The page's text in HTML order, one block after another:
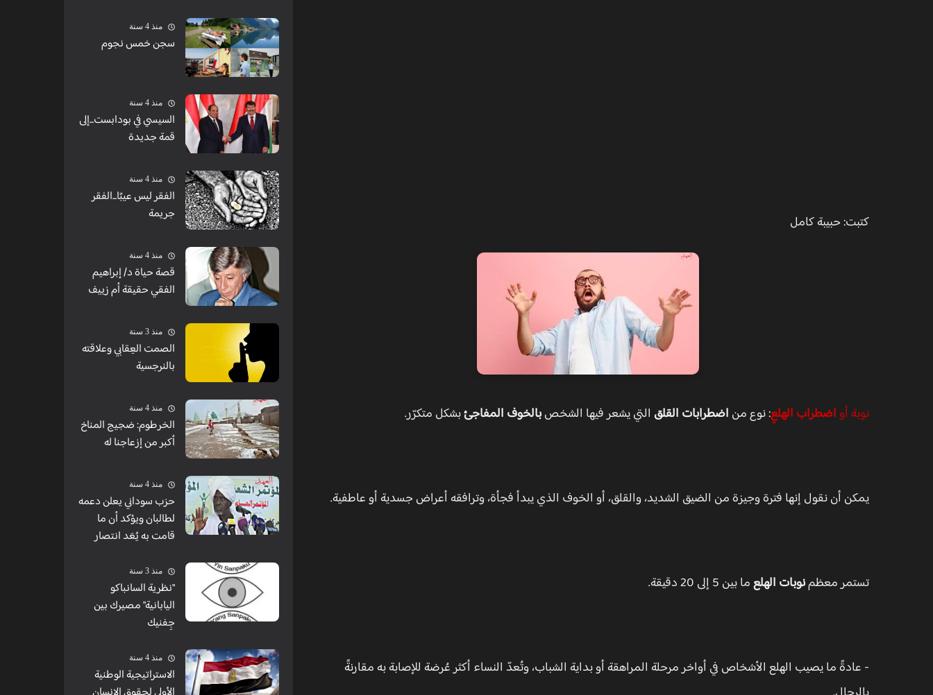
كتبت: حبيبة كامل
نوبة أواضطراب الهلعِ: نوع من اضطرابات القلق التي يشعر فيها الشخصبالخوف المفاجئبشكل متكرّر.
يمكن أن نقول إنها فترة وجيزة من الضيق الشديد، والقلق، أو الخوف الذي يبدأ فجأة، وترافقه أعراض جسدية أو عاطفية.
تستمر معظمنوبات الهلعما بين 5 إلى 20 دقيقة.
- عادةً ما يصيب الهلع الأشخاص في أواخر مرحلة المراهقة أو بداية الشباب، وتُعدّ النساء أكثر عُرضة للإصابة به مقارنةً
منذ 4 سنة
سجن خمس نجوم
منذ 4 سنة
السيسي في بودابست...إلى
قمة جديدة
منذ 4 سنة
الفقر ليس عيبًا...الفقر
جريمة
منذ 4 سنة
قصة حياة د/ إبراهيم
الفقي حقيقة أم زييف
منذ 3 سنة
الصمت العِقابي وعلاقته
بالنرجسية
منذ 4 سنة
الخرطوم: ضجيج المناخ
أكبر من إزعاجنا له
منذ 4 سنة
حزب سوداني يعلن دعمه
لطالبان ويؤكد أن ما
قامت به يُعَد انتصار
منذ 3 سنة
"نظرية السانباكو
اليابانية" مصيرك بين
جِفنيك
منذ 4 سنة
الاستراتيجية الوطنية